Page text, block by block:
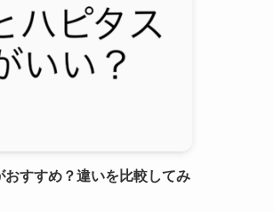
すすめ？違いを比較してみ